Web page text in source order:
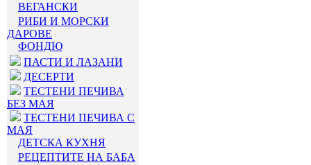
ВЕГАНСКИ
РИБИ И МОРСКИ
ДАРОВЕ
ФОНДЮ
ПАСТИ И ЛАЗАНИ
ДЕСЕРТИ
ТЕСТЕНИ ПЕЧИВА
БЕЗ МАЯ
ТЕСТЕНИ ПЕЧИВА С
МАЯ
ДЕТСКА КУХНЯ
РЕЦЕПТИТЕ НА БАБА